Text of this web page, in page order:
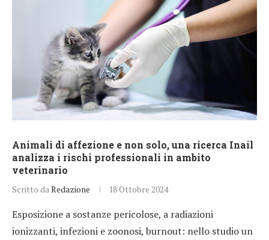
Animali di affezione e non solo, una ricerca Inail
analizza i rischi professionali in ambito
veterinario
Scritto da Redazione 18 Ottobre 2024
Esposizione a sostanze pericolose, a radiazioni
ionizzanti, infezioni e zoonosi, burnout: nello studio un